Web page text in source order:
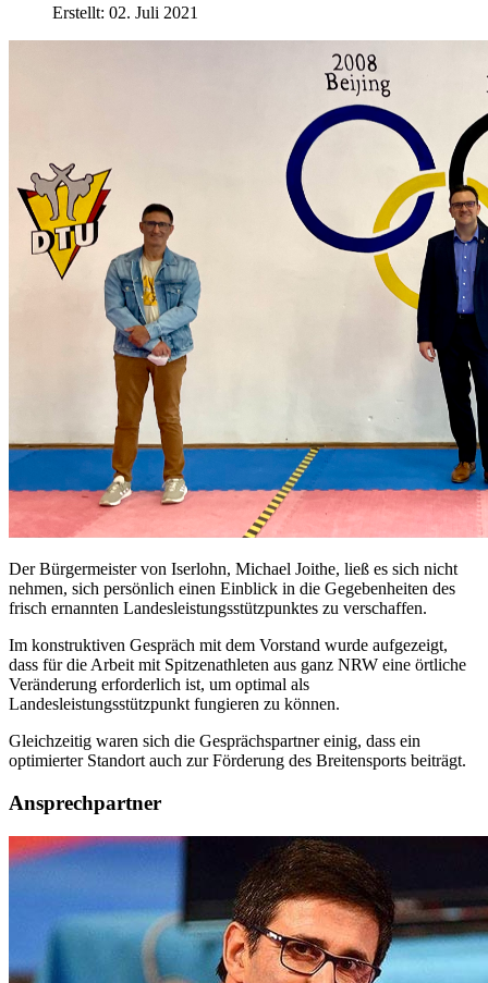
Erstellt: 02. Juli 2021
Der Bürgermeister von Iserlohn, Michael Joithe, ließ es sich nicht
nehmen, sich persönlich einen Einblick in die Gegebenheiten des
frisch ernannten Landesleistungsstützpunktes zu verschaffen.
Im konstruktiven Gespräch mit dem Vorstand wurde aufgezeigt,
dass für die Arbeit mit Spitzenathleten aus ganz NRW eine örtliche
Veränderung erforderlich ist, um optimal als
Landesleistungsstützpunkt fungieren zu können.
Gleichzeitig waren sich die Gesprächspartner einig, dass ein
optimierter Standort auch zur Förderung des Breitensports beiträgt.
Ansprechpartner